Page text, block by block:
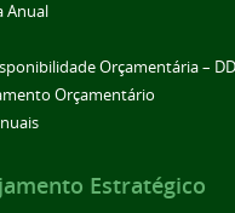
Anual
Orçamentária –
Orçamentário
Estratégico